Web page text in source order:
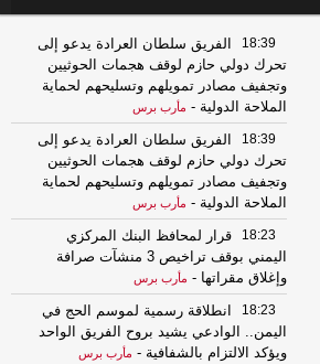
18:39
الفريق سلطان العرادة يدعو إلى
تحرك دولي حازم لوقف هجمات الحوثيين
وتجفيف مصادر تمويلهم وتسليحهم لحماية
الملاحة الدولية - مأرب برس
18:39
الفريق سلطان العرادة يدعو إلى
تحرك دولي حازم لوقف هجمات الحوثيين
وتجفيف مصادر تمويلهم وتسليحهم لحماية
الملاحة الدولية - مأرب برس
18:23
قرار لمحافظ البنك المركزي
اليمني بوقف تراخيص 3 منشآت صرافة
وإغلاق مقراتها - مأرب برس
18:23
انطلاقة رسمية لموسم الحج في
اليمن.. الوادعي يشيد بروح الفريق الواحد
ويؤكد الالتزام بالشفافية - مأرب برس